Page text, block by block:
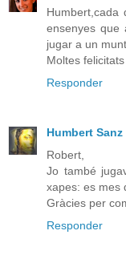
ensenyes que
jugar a un
Moltes
Responder
Humbert Sanz
Robert,
Jo també
xapes: es mes
Gràcies per
Responder